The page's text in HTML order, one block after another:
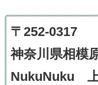
〒252-0317
神奈川県相模
NukuNuku